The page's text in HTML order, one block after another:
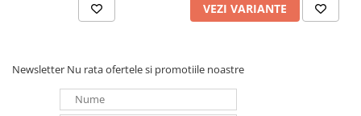
VEZI VARIANTE
Newsletter Nu rata ofertele si promotiile noastre